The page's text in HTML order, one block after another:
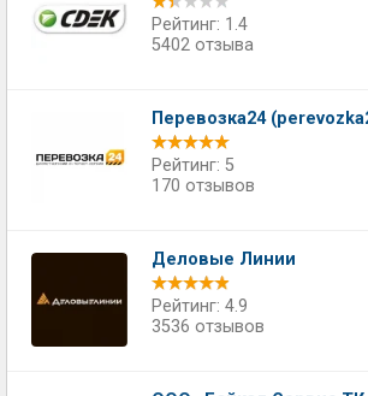
Рейтинг: 1.4
5402 отзыва
Перевозка24
Рейтинг: 5
170 отзывов
Деловые Линии
Рейтинг: 4.9
3536 отзывов